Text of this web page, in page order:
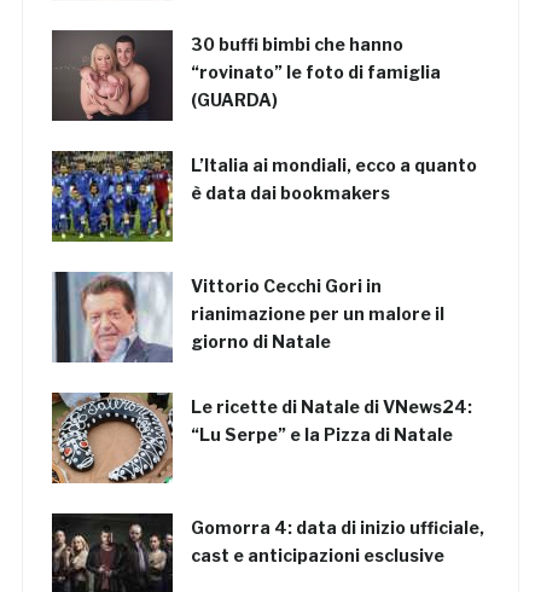
30 buffi bimbi che hanno
“rovinato” le foto di famiglia
(GUARDA)
L’Italia ai mondiali, ecco a quanto
è data dai bookmakers
Vittorio Cecchi Gori in
rianimazione per un malore il
giorno di Natale
Le ricette di Natale di VNews24:
“Lu Serpe” e la Pizza di Natale
Gomorra 4: data di inizio ufficiale,
cast e anticipazioni esclusive